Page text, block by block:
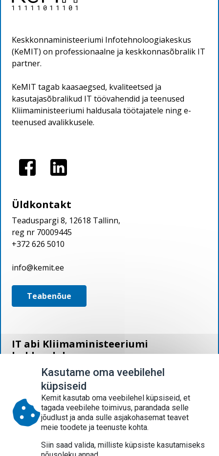
Keskkonnaministeeriumi Infotehnoloogiakeskus
(KeMIT) on professionaalne ja keskkonnasõbralik IT
partner.
KeMIT tagab kaasaegsed, kvaliteetsed ja
kasutajasõbralikud IT töövahendid ja teenused
Kliimaministeeriumi haldusala töötajatele ning e-
teenused avalikkusele.
Image Image
Üldkontakt
Teaduspargi 8, 12618 Tallinn,
reg nr 70009445
+372 626 5010
info@kemit.ee
Teabenõue
IT abi Kliimaministeeriumi
haldusalale
E - R 08:00 - 17:00
626 5000 help.kemit.ee help@kemit.ee
Dokumendiregister
Hankeplaan 2026
Kasutame oma veebilehel
küpsiseid
Kemit kasutab oma veebilehel küpsiseid, et
tagada veebilehe toimivus, parandada selle
jõudlust ja anda sulle asjakohasemat teavet
meie toodete ja teenuste kohta.
Siin saad valida, milliste küpsiste kasutamiseks